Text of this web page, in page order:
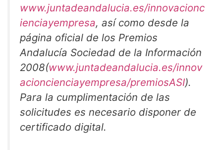
www.juntadeandalucia.es/innovacionc
ienciayempresa, así como desde la
página oficial de los Premios
Andalucía Sociedad de la Información
2008(www.juntadeandalucia.es/innov
acioncienciayempresa/premiosASI).
Para la cumplimentación de las
solicitudes es necesario disponer de
certificado digital.